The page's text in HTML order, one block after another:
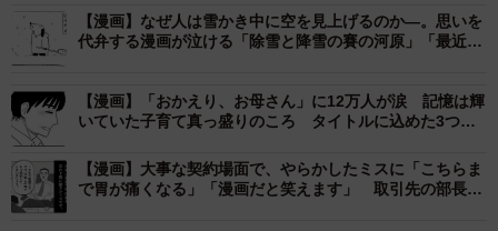
【漫画】なぜ人は雪かき中に空を見上げるのか―。思いを
代弁する漫画が泣ける「除雪と降雪の賽の河原」「最近毎
【漫画】「おかえり、お母さん」に12万人が涙 記憶は輝
いていた子育て真っ盛りのころ タイトルに込めた3つの
【漫画】大事な契約場面で、やらかしたミスに「こちらま
で胃が痛くなる」「漫画だと笑えます」 取引先の部長に